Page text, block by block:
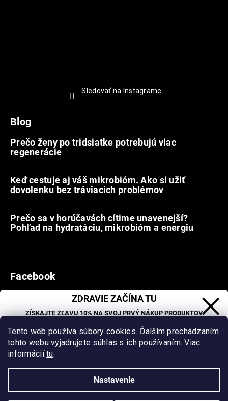
Tento web používa súbory cookies. Ďalším prechádzaním
tohto webu vyjadrujete súhlas s ich používaním. Viac
informácií tu.
Nastavenie
Milí klienti, vzhľadom na vysoké letné teploty neodporúčame
doručenie tovaru do Z-Boxov (Packeta). Pre zachovanie kvality
Sledovať na Instagrame
Blog
Prečo ženy po tridsiatke potrebujú viac
regenerácie
Keď cestuje aj váš mikrobióm. Ako si užiť
dovolenku bez tráviacich problémov
Prečo sa v horúčavách cítime unavenejší?
Pohľad na hydratáciu, mikrobióm a energiu
Facebook
Sa
Copyright 2026Organic Oasis. Všetky práva vyhradené.
ZDRAVIE ZAČÍNA TU
ZÍSKAJTE ZĽAVU 10% NA SVOJ PRVÝ NÁKUP PRODUKTOV
Zľava sa nevzťahuje na už zľavnené produkty.
CHCEM ZĽAVU